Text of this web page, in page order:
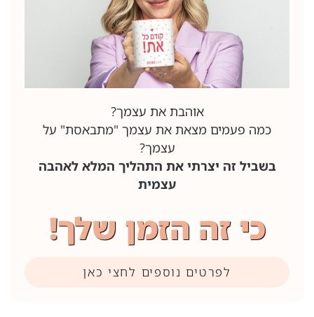
אוהבת את עצמך?
כמה פעמים מצאת את עצמך "מתבאסת" על
עצמך?
בשביל זה יצרתי את התהליך המלא לאהבה
עצמית
כי זה הזמן שלך!
לפרטים נוספים לחצי כאן